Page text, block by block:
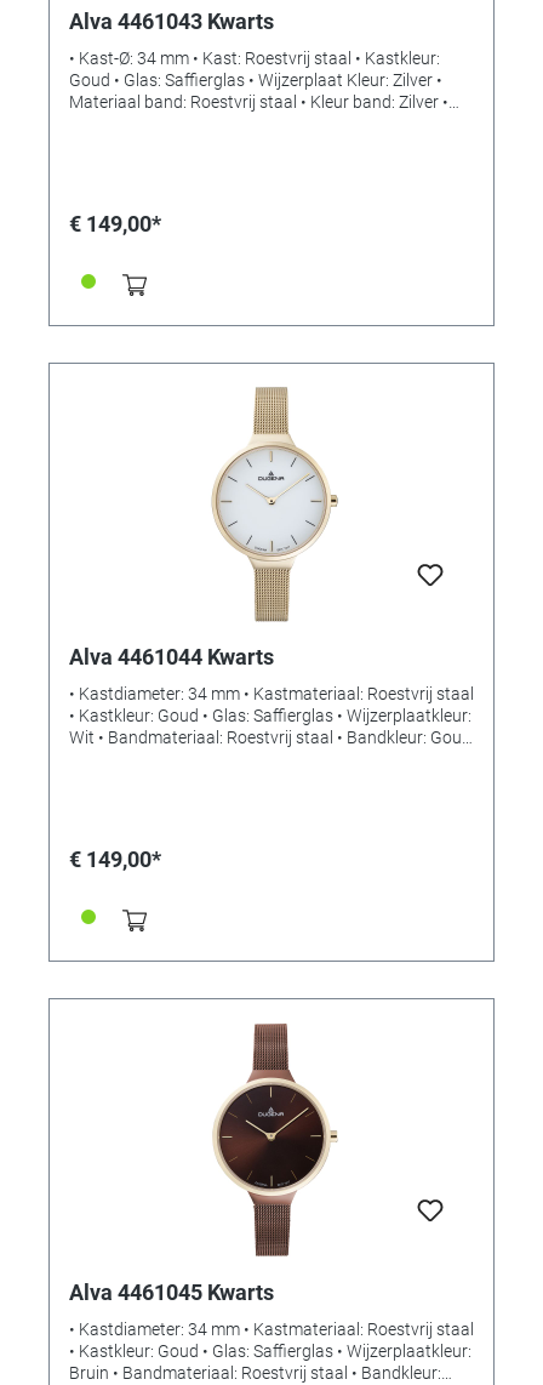
Alva 4461043 Kwarts
• Kast-Ø: 34 mm • Kast: Roestvrij staal • Kastkleur:
Goud • Glas: Saffierglas • Wijzerplaat Kleur: Zilver •
Materiaal band: Roestvrij staal • Kleur band: Zilver •
€ 149,00*
Alva 4461044 Kwarts
• Kastdiameter: 34 mm • Kastmateriaal: Roestvrij staal
• Kastkleur: Goud • Glas: Saffierglas • Wijzerplaatkleur:
Wit • Bandmateriaal: Roestvrij staal • Bandkleur: Goud
€ 149,00*
Alva 4461045 Kwarts
• Kastdiameter: 34 mm • Kastmateriaal: Roestvrij staal
• Kastkleur: Goud • Glas: Saffierglas • Wijzerplaatkleur:
Bruin • Bandmateriaal: Roestvrij staal • Bandkleur: